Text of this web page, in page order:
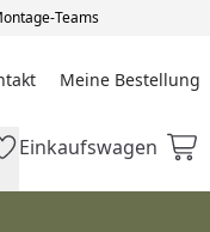
Teams
Meine Bestellung
Meine Bestellung
Einkaufswagen
Einkaufswagen